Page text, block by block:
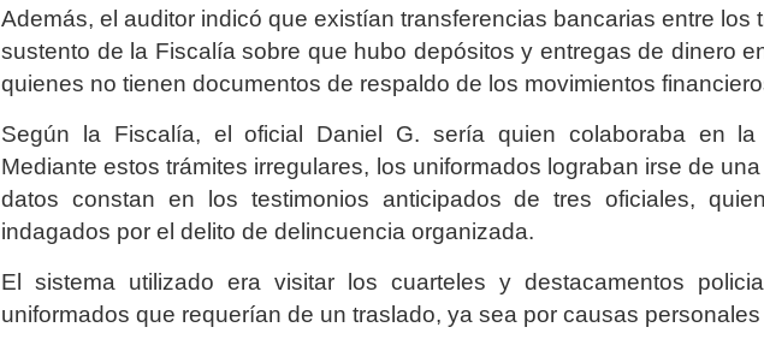
Además, el auditor indicó que existían transferencias bancarias entre los
sustento de la Fiscalía sobre que hubo depósitos y entregas de dinero
quienes no tienen documentos de respaldo de los movimientos
Según la Fiscalía, el oficial Daniel G. sería quien colaboraba en
Mediante estos trámites irregulares, los uniformados lograban irse de
datos constan en los testimonios anticipados de tres oficiales,
indagados por el delito de delincuencia organizada.
El sistema utilizado era visitar los cuarteles y destacamentos
uniformados que requerían de un traslado, ya sea por causas